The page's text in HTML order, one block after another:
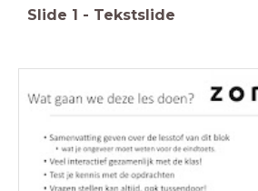
Slide 1 - Tekstslide